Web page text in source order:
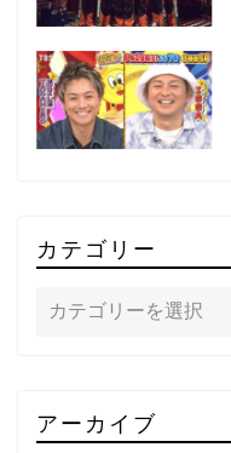
カテゴリー
アーカイブ